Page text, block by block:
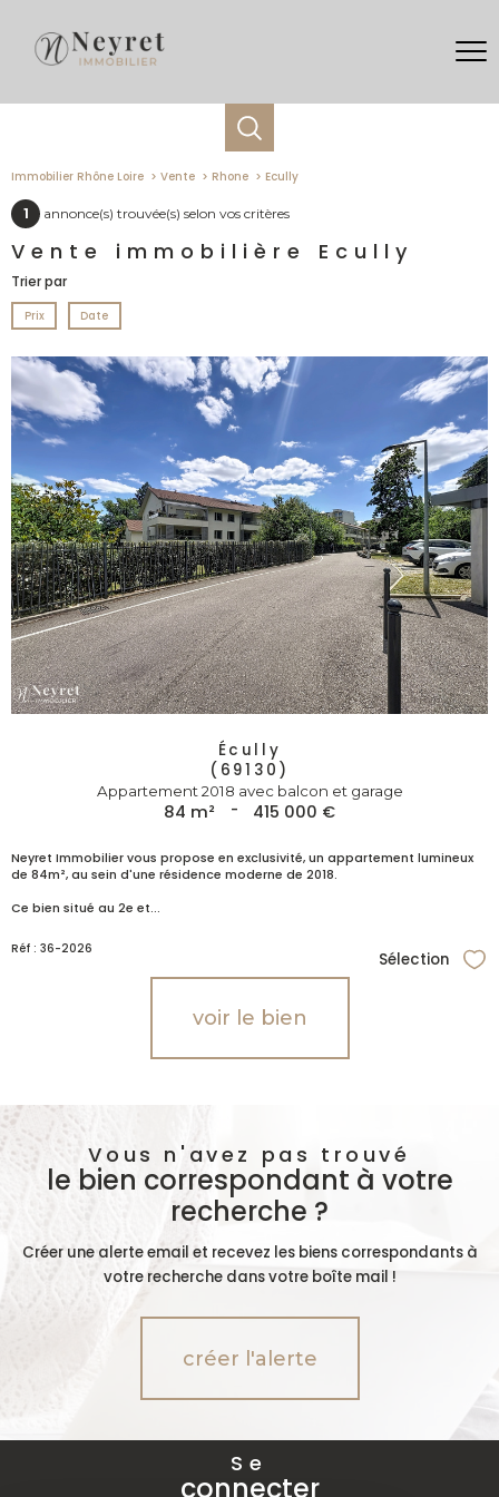
Immobilier Rhône Loire Vente Rhone Ecully
1 annonce(s) trouvée(s) selon vos critères
Vente immobilière Ecully
Trier par
Prix Date
Écully
(69130)
Appartement 2018 avec balcon et garage
84 m² - 415 000 €
Neyret Immobilier vous propose en exclusivité, un appartement lumineux
de 84m², au sein d'une résidence moderne de 2018.
Ce bien situé au 2e et...
Réf : 36-2026
Sélection
voir le bien
Vous n'avez pas trouvé
le bien correspondant à votre
recherche ?
Créer une alerte email et recevez les biens correspondants à
votre recherche dans votre boîte mail !
créer l'alerte
Se
connecter